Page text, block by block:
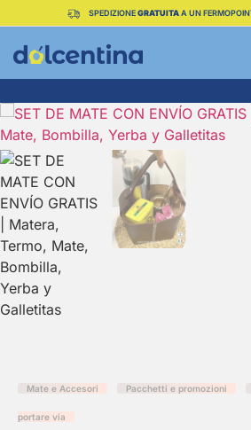
SPEDIZIONEGRATUITAA UN
Mate e Accesori Pacchetti e promozioni
portare via